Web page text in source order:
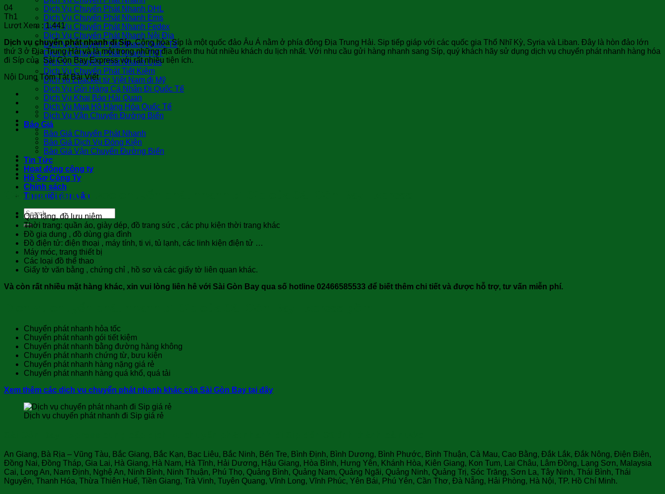
Dịch Vụ Chuyển Phát Nhanh DHL
Dịch Vụ Chuyển Phát Nhanh Ems
Dịch Vụ Chuyển Phát Nhanh Fedex
Dịch Vụ Chuyển Phát Nhanh Nội Địa
Dịch Vụ Chuyển Phát Nhanh Quốc Tế
Dịch Vụ Chuyển Phát Nhanh TNT
Dịch Vụ Chuyển Phát Nhanh Ups
Dịch Vụ Chuyển Phát Tiết Kiệm
Dịch vụ Epacket từ Việt Nam đi Mỹ
Dịch Vụ Gửi Hàng Cá Nhân Đi Quốc Tế
Dịch Vụ Khai Báo Hải Quan
Dịch Vụ Mua Hộ Hàng Hóa Quốc Tế
Dịch Vụ Vận Chuyển Đường Biển
Báo Giá
Báo Giá Chuyển Phát Nhanh
Báo Giá Dịch Vụ Đóng Kiện
Báo Giá Vận Chuyển Đường Biển
Tin Tức
Hoạt động công ty
Hồ Sơ Công Ty
Chính sách
Theo dõi đơn vận
04
Th1
Lượt Xem : 1.441
Dịch vụ chuyển phát nhanh đi Síp.Cộng hòa Síp là một quốc đảo Âu Á nằm ở phía đông Địa Trung Hải. Sip tiếp giáp với các quốc gia Thổ Nhĩ Kỳ, Syria và Liban. Đây là hòn đảo lớn
thứ 3 ở Địa Trung Hải và là một trong những địa điểm thu hút nhiều khách du lịch nhất. Với nhu cầu gửi hàng nhanh sang Síp, quý khách hãy sử dụng dịch vụ chuyển phát nhanh hàng hóa
đi Síp của Sài Gòn Bay Express với rất nhiều tiện ích.
Nội Dung Tóm Tắt Bài Viết
Các mặt hàng được chuyển phát nhanh đi Síp của Sài Gòn Bay Express:
Quà tặng, đồ lưu niệm
Thời trang: quần áo, giày dép, đồ trang sức , các phụ kiện thời trang khác
Đồ gia dung , đồ dùng gia đình
Đồ điện tử: điện thoại , máy tính, ti vi, tủ lạnh, các linh kiện điện tử …
Máy móc, trang thiết bị
Các loại đồ thể thao
Giấy tờ văn bằng , chứng chỉ , hồ sơ và các giấy tờ liên quan khác.
Và còn rất nhiều mặt hàng khác, xin vui lòng liên hê với Sài Gòn Bay qua số hotline 02466585533 để biết thêm chi tiết và được hỗ trợ, tư vấn miễn phí.
Chuyển phát nhanh hỏa tốc
Chuyển phát nhanh gói tiết kiệm
Chuyển phát nhanh bằng đường hàng không
Chuyển phát nhanh chứng từ, bưu kiện
Chuyển phát nhanh hàng nặng giá rẻ
Chuyển phát nhanh hàng quá khổ, quá tải
Xem thêm các dịch vụ chuyển phát nhanh khác của Sài Gòn Bay tại đây
Dịch vụ chuyển phát nhanh đi Sip giá rẻ
An Giang, Bà Rịa – Vũng Tàu, Bắc Giang, Bắc Kạn, Bạc Liêu, Bắc Ninh, Bến Tre, Bình Định, Bình Dương, Bình Phước, Bình Thuận, Cà Mau, Cao Bằng, Đắk Lắk, Đắk Nông, Điện Biên,
Đồng Nai, Đồng Tháp, Gia Lai, Hà Giang, Hà Nam, Hà Tĩnh, Hải Dương, Hậu Giang, Hòa Bình, Hưng Yên, Khánh Hòa, Kiên Giang, Kon Tum, Lai Châu, Lâm Đồng, Lạng Sơn, Malaysia
Cai, Long An, Nam Định, Nghệ An, Ninh Bình, Ninh Thuận, Phú Thọ, Quảng Bình, Quảng Nam, Quảng Ngãi, Quảng Ninh, Quảng Trị, Sóc Trăng, Sơn La, Tây Ninh, Thái Bình, Thái
Nguyên, Thanh Hóa, Thừa Thiên Huế, Tiền Giang, Trà Vinh, Tuyên Quang, Vĩnh Long, Vĩnh Phúc, Yên Bái, Phú Yên, Cần Thơ, Đà Nẵng, Hải Phòng, Hà Nội, TP. Hồ Chí Minh.